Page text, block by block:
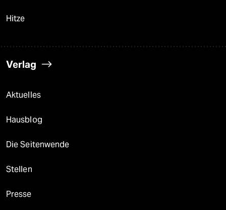
Hitze
Verlag
Aktuelles
Hausblog
Die Seitenwende
Stellen
Presse